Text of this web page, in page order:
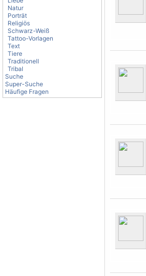
Natur
Porträt
Religiös
Schwarz-Weiß
Tattoo-Vorlagen
Text
Tiere
Traditionell
Tribal
Suche
Super-Suche
Häufige Fragen